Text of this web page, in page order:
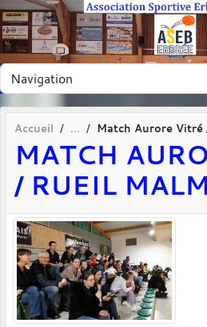
Accueil Match Aurore Vitré
MATCH
/ RUEIL
Panneau de gestion des cookies